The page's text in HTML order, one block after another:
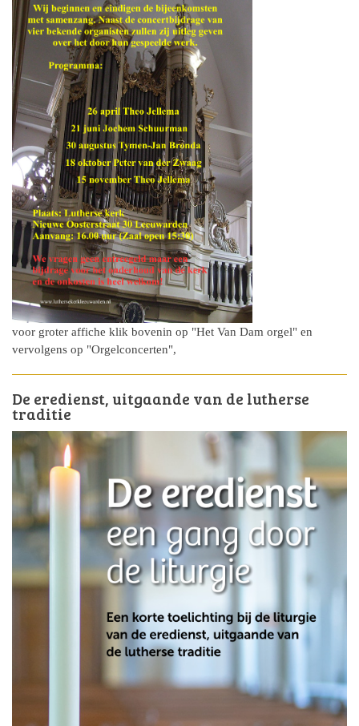
voor groter affiche klik bovenin op "Het Van Dam orgel" en
vervolgens op "Orgelconcerten",
De eredienst, uitgaande van de lutherse
traditie